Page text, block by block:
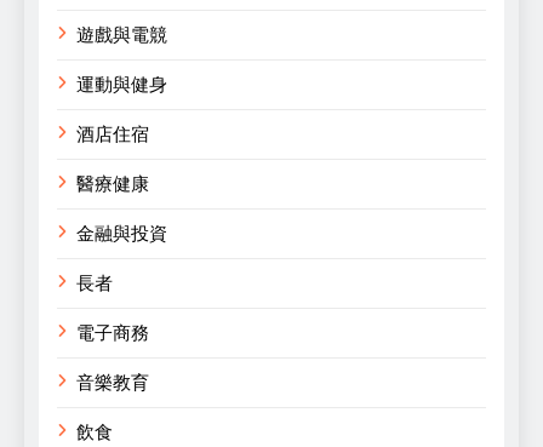
遊戲與電競
運動與健身
酒店住宿
醫療健康
金融與投資
長者
電子商務
音樂教育
飲食